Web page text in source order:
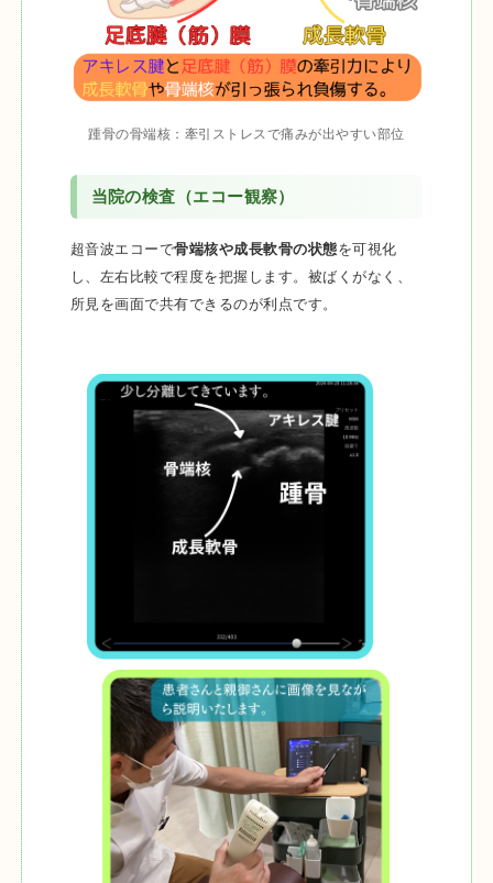
踵骨の骨端核：牽引ストレスで痛みが出やすい部位
当院の検査（エコー観察）
超音波エコーで骨端核や成長軟骨の状態を可視化
し、左右比較で程度を把握します。被ばくがなく、
所見を画面で共有できるのが利点です。